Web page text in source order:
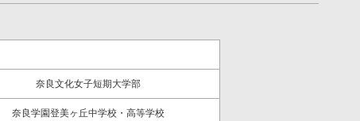
奈良文化女子短期大学部
奈良学園登美ヶ丘中学校・高等学校